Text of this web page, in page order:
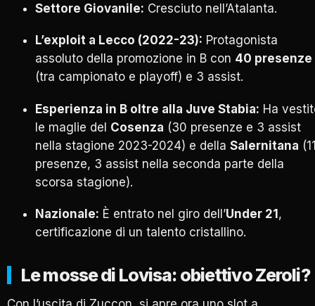
Settore Giovanile: Cresciuto nell’Atalanta.
L’exploit a Lecco (2022-23): Protagonista
assoluto della promozione in B con 40 presenze
(tra campionato e playoff) e 3 assist.
Esperienza in B oltre alla Juve Stabia: Ha
le maglie del Cosenza (30 presenze e 3 assist
nella stagione 2023-2024) e della Salernitana
presenze, 3 assist nella seconda parte della
scorsa stagione).
Nazionale: È entrato nel giro dell’Under 21 ,
certificazione di un talento cristallino.
Le mosse di Lovisa: obiettivo Zeroli?